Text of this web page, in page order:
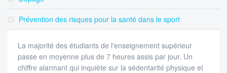
Prévention des risques pour la santé dans le sport
La majorité des étudiants de l'enseignement supérieur
passe en moyenne plus de 7 heures assis par jour. Un
chiffre alarmant qui inquiète sur la sédentarité physique et